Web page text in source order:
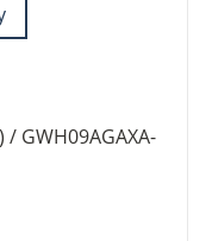
/ GWH09AGAXA-